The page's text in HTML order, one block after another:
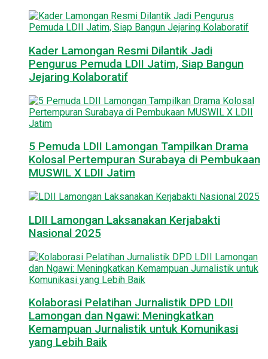
Kader Lamongan Resmi Dilantik Jadi
Pengurus Pemuda LDII Jatim, Siap Bangun
Jejaring Kolaboratif
5 Pemuda LDII Lamongan Tampilkan Drama
Kolosal Pertempuran Surabaya di Pembukaan
MUSWIL X LDII Jatim
LDII Lamongan Laksanakan Kerjabakti
Nasional 2025
Kolaborasi Pelatihan Jurnalistik DPD LDII
Lamongan dan Ngawi: Meningkatkan
Kemampuan Jurnalistik untuk Komunikasi
yang Lebih Baik